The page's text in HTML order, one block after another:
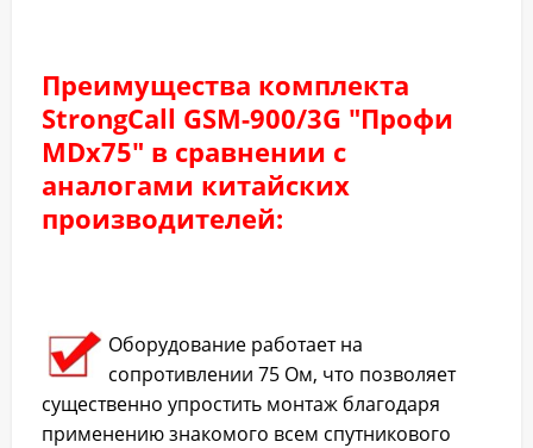
Преимущества комплекта
StrongCall GSM-900/3G "Профи
MDx75" в сравнении с
аналогами китайских
производителей:
Оборудование работает на
сопротивлении 75 Ом, что позволяет
существенно упростить монтаж благодаря
применению знакомого всем спутникового